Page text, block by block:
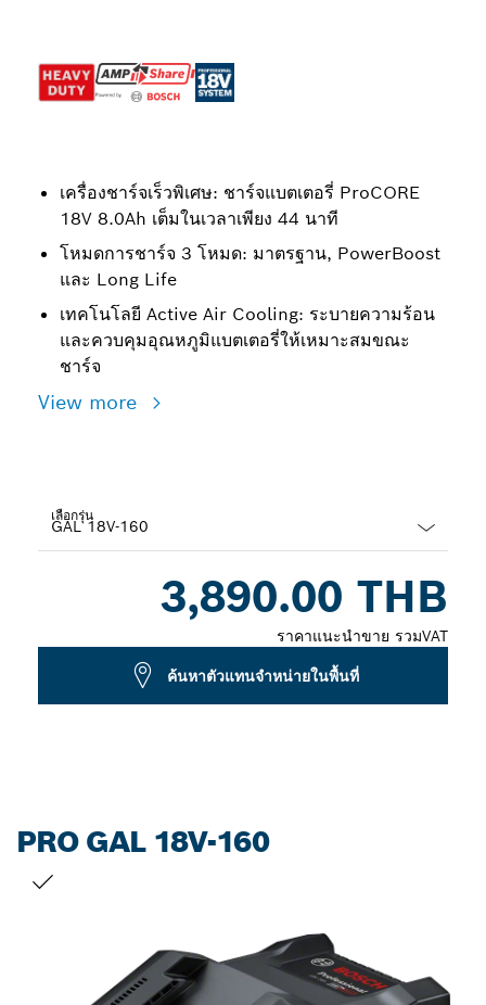
เครื่องชาร์จเร็วพิเศษ: ชาร์จแบตเตอรี่ ProCORE
18V 8.0Ah เต็มในเวลาเพียง 44 นาที
โหมดการชาร์จ 3 โหมด: มาตรฐาน, PowerBoost
และ Long Life
เทคโนโลยี Active Air Cooling: ระบายความร้อน
และควบคุมอุณหภูมิแบตเตอรี่ให้เหมาะสมขณะ
ชาร์จ
View more
เลือกรุ่น
3,890.00 THB
ราคาแนะนำขาย รวมVAT
ค้นหาตัวแทนจำหน่ายในพื้นที่
PRO GAL 18V-160